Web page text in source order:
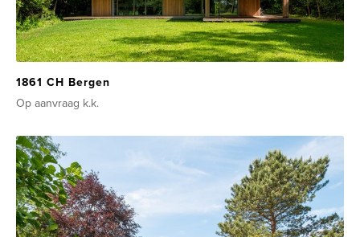
1861 CH Bergen
Op aanvraag k.k.